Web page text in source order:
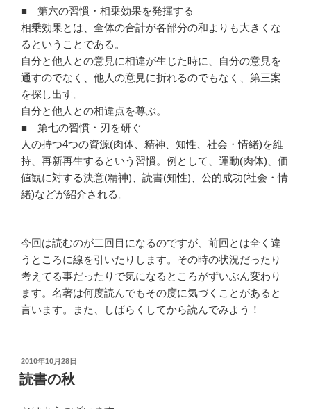
■ 第六の習慣・相乗効果を発揮する
相乗効果とは、全体の合計が各部分の和よりも大きくな
るということである。
自分と他人との意見に相違が生じた時に、自分の意見を
通すのでなく、他人の意見に折れるのでもなく、第三案
を探し出す。
自分と他人との相違点を尊ぶ。
■ 第七の習慣・刃を研ぐ
人の持つ4つの資源(肉体、精神、知性、社会・情緒)を維
持、再新再生するという習慣。例として、運動(肉体)、価
値観に対する決意(精神)、読書(知性)、公的成功(社会・情
緒)などが紹介される。
今回は読むのが二回目になるのですが、前回とは全く違
うところに線を引いたりします。その時の状況だったり
考えてる事だったりで気になるところがずいぶん変わり
ます。名著は何度読んでもその度に気づくことがあると
言います。また、しばらくしてから読んでみよう！
投
稿
日:
2010年10月28日
読書の秋